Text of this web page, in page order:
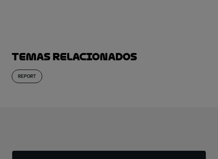
Temas relacionados
REPORT